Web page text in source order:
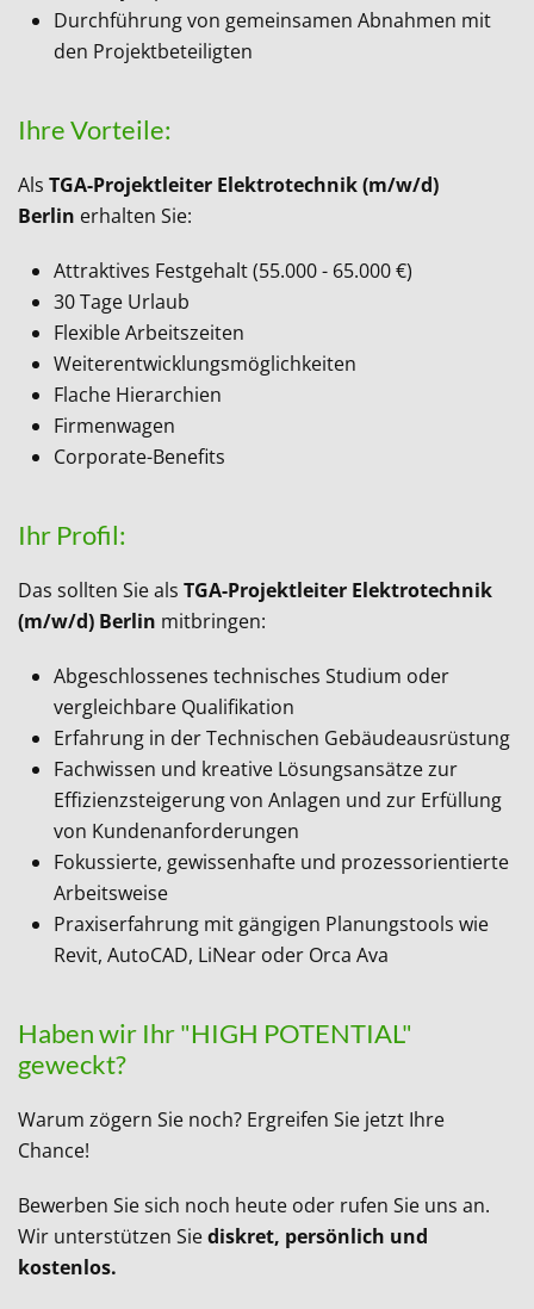
Durchführung von gemeinsamen Abnahmen mit
den Projektbeteiligten
Ihre Vorteile:
Als TGA-Projektleiter Elektrotechnik (m/w/d)
Berlin erhalten Sie:
Attraktives Festgehalt (55.000 - 65.000 €)
30 Tage Urlaub
Flexible Arbeitszeiten
Weiterentwicklungsmöglichkeiten
Flache Hierarchien
Firmenwagen
Corporate-Benefits
Ihr Profil:
Das sollten Sie als TGA-Projektleiter Elektrotechnik
(m/w/d) Berlin mitbringen:
Abgeschlossenes technisches Studium oder
vergleichbare Qualifikation
Erfahrung in der Technischen Gebäudeausrüstung
Fachwissen und kreative Lösungsansätze zur
Effizienzsteigerung von Anlagen und zur Erfüllung
von Kundenanforderungen
Fokussierte, gewissenhafte und prozessorientierte
Arbeitsweise
Praxiserfahrung mit gängigen Planungstools wie
Revit, AutoCAD, LiNear oder Orca Ava
Haben wir Ihr "HIGH POTENTIAL"
geweckt?
Warum zögern Sie noch? Ergreifen Sie jetzt Ihre
Chance!
Bewerben Sie sich noch heute oder rufen Sie uns an.
Wir unterstützen Siediskret, persönlich und
kostenlos.